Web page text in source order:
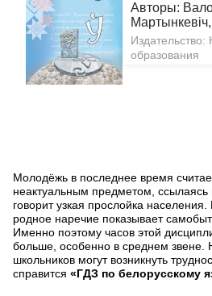
Авторы:
Издательство:
образования
Молодёжь в последнее время
неактуальным предметом, ссылаясь
говорит узкая прослойка
родное наречие показывает
Именно поэтому часов этой
больше, особенно в среднем звене.
школьников могут возникнуть
справится «ГДЗ по белорусскому